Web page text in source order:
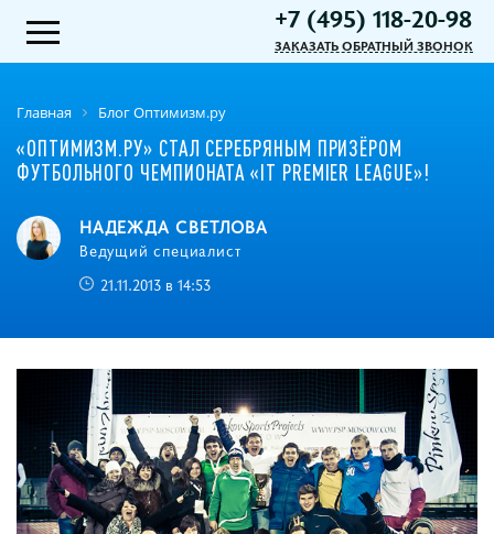
+7 (495) 118-20-98
ЗАКАЗАТЬ ОБРАТНЫЙ ЗВОНОК
Главная Блог Оптимизм.ру
«ОПТИМИЗМ.РУ» СТАЛ СЕРЕБРЯНЫМ ПРИЗЁРОМ
ФУТБОЛЬНОГО ЧЕМПИОНАТА «IT PREMIER LEAGUE»!
НАДЕЖДА СВЕТЛОВА
Ведущий специалист
21.11.2013 в 14:53